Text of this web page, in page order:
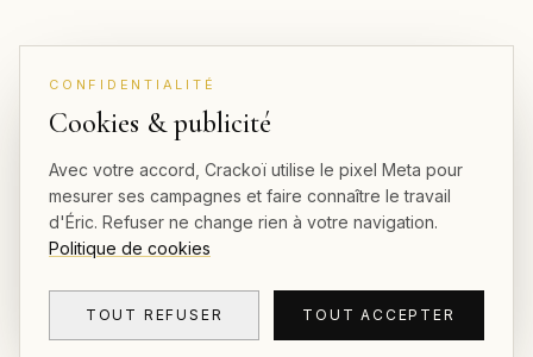
CONFIDENTIALITÉ
Cookies & publicité
Avec votre accord, Crackoï utilise le pixel Meta pour
mesurer ses campagnes et faire connaître le travail
d'Éric. Refuser ne change rien à votre navigation.
Politique de cookies
TOUT REFUSER TOUT ACCEPTER